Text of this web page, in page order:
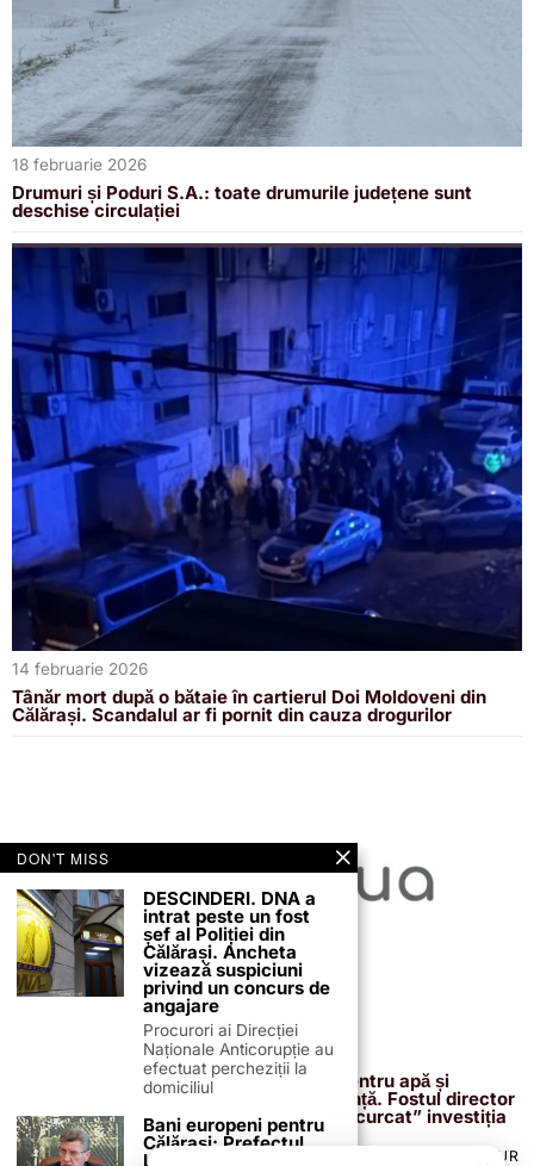
18 februarie 2026
Drumuri și Poduri S.A.: toate drumurile județene sunt
deschise circulației
14 februarie 2026
Tânăr mort după o bătaie în cartierul Doi Moldoveni din
Călărași. Scandalul ar fi pornit din cauza drogurilor
13 februarie 2026
Proiectul de 400 de milioane de euro pentru apă și
canalizare, confirmat definitiv de instanță. Fostul director
reacționează după acuzațiile că ar fi „încurcat” investiția
TERMENI ȘI CONDIȚII
POLITICA DE ANULARE & RETUR
DON'T MISS
DESCINDERI. DNA a
intrat peste un fost
șef al Poliției din
Călărași. Ancheta
vizează suspiciuni
privind un concurs de
angajare
Procurori ai Direcției
Naționale Anticorupție au
efectuat percheziții la
domiciliul
Bani europeni pentru
Călărași: Prefectul
Laurențiu State anunță